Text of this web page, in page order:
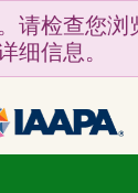
请检查您浏
细信息。